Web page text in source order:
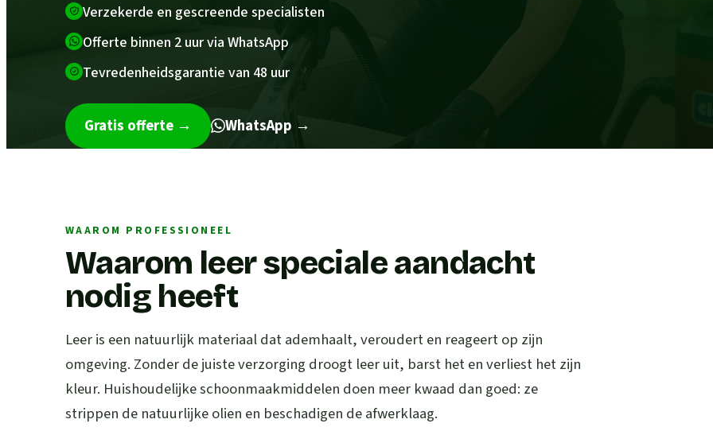
Verzekerde en gescreende specialisten
Offerte binnen 2 uur via WhatsApp
Tevredenheidsgarantie van 48 uur
Gratis offerte → WhatsApp →
WAAROM PROFESSIONEEL
Waarom leer speciale aandacht
nodig heeft
Leer is een natuurlijk materiaal dat ademhaalt, veroudert en reageert op zijn
omgeving. Zonder de juiste verzorging droogt leer uit, barst het en verliest het zijn
kleur. Huishoudelijke schoonmaakmiddelen doen meer kwaad dan goed: ze
strippen de natuurlijke olien en beschadigen de afwerklaag.